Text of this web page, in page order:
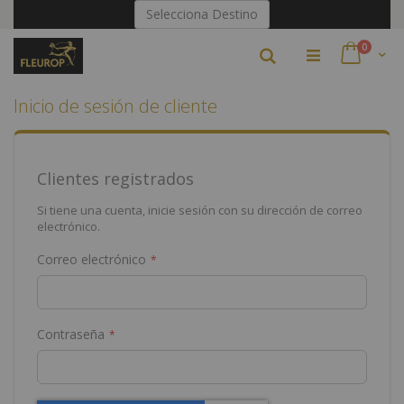
contenido
Selecciona Destino
Cart
0
Buscar
Inicio de sesión de cliente
Clientes registrados
Si tiene una cuenta, inicie sesión con su dirección de correo
electrónico.
Correo electrónico
Contraseña